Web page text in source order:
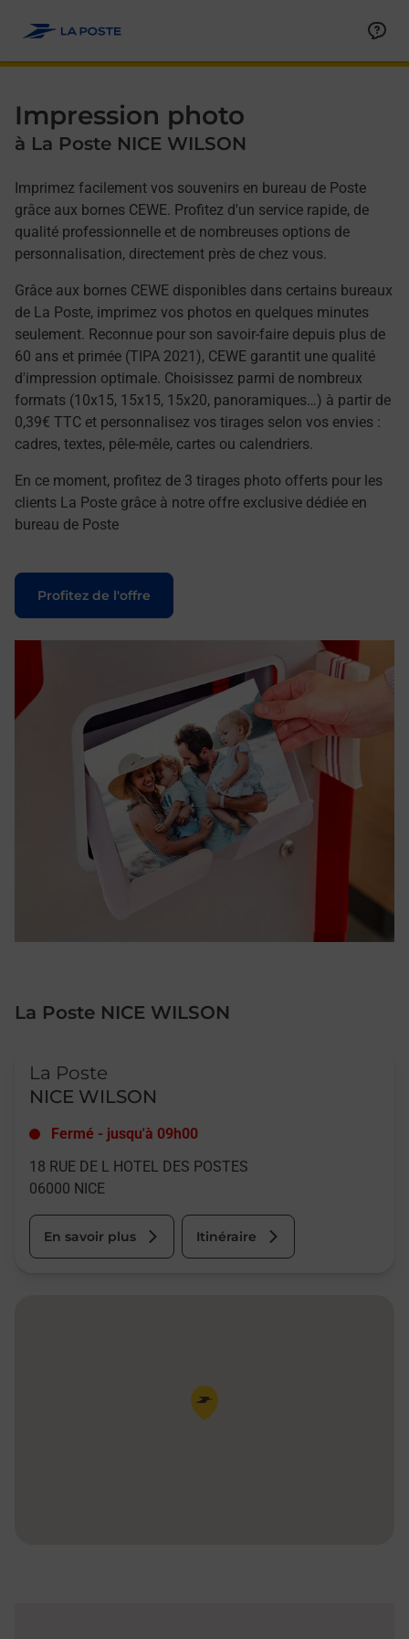
Impression photo
à La Poste NICE WILSON
Imprimez facilement vos souvenirs en bureau de Poste
grâce aux bornes CEWE. Profitez d'un service rapide, de
qualité professionnelle et de nombreuses options de
personnalisation, directement près de chez vous.
Grâce aux bornes CEWE disponibles dans certains bureaux
de La Poste, imprimez vos photos en quelques minutes
seulement. Reconnue pour son savoir-faire depuis plus de
60 ans et primée (TIPA 2021), CEWE garantit une qualité
d'impression optimale. Choisissez parmi de nombreux
formats (10x15, 15x15, 15x20, panoramiques…) à partir de
0,39€ TTC et personnalisez vos tirages selon vos envies :
cadres, textes, pêle-mêle, cartes ou calendriers.
En ce moment, profitez de 3 tirages photo offerts pour les
clients La Poste grâce à notre offre exclusive dédiée en
bureau de Poste
Profitez de l'offre
Le lien s'ouvre dans un nouvel onglet
La Poste NICE WILSON
La Poste
NICE WILSON
Fermé - jusqu'à 09h00
18 RUE DE L HOTEL DES POSTES
06000 NICE
En savoir plus Itinéraire
Pin de la carte